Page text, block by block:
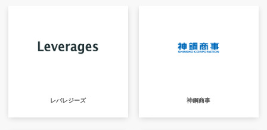
レバレジーズ 神鋼商事